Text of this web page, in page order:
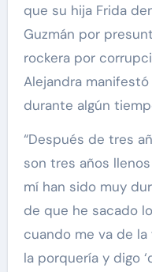
que su hija Frida
Guzmán por
rockera por
Alejandra
durante algún
“Después de tres
son tres años
mí han sido muy
de que he sacado
cuando me va de
la porquería y digo